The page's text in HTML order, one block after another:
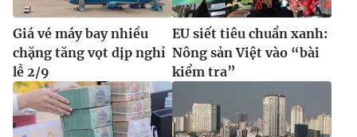
Giá vé máy bay nhiều
chặng tăng vọt dịp nghỉ
lễ 2/9
EU siết tiêu chuẩn xanh:
Nông sản Việt vào “bài
kiểm tra”